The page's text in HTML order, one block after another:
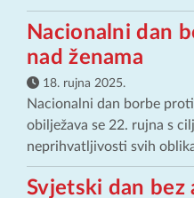
Nacionalni dan
nad ženama
18. rujna 2025.
Nacionalni dan borbe
obilježava se 22. rujna s
neprihvatljivosti svih
Svjetski dan bez